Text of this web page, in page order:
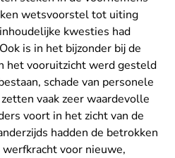
wetsvoorstel tot uiting
kwesties had
is in het bijzonder bij de
het vooruitzicht werd gesteld
schade van personele
vaak zeer waardevolle
voort in het zicht van de
hadden de betrokken
voor nieuwe,